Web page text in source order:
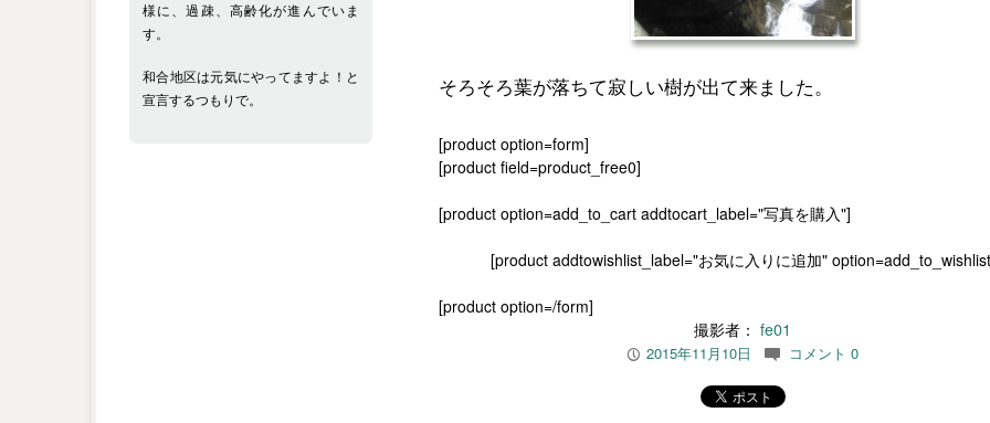
そろそろ葉が落ちて寂しい樹が出て来ました。
[product option=form]
[product field=product_free0]
[product option=add_to_cart addtocart_label="写真を購入"]
[product addtowishlist_label="お気に入りに追加"
[product option=/form]
撮影者： fe01
P 2015年11月10日 c コメント 0
様に、過疎、高齢化が進んでいま
す。
和合地区は元気にやってますよ！と
宣言するつもりで。